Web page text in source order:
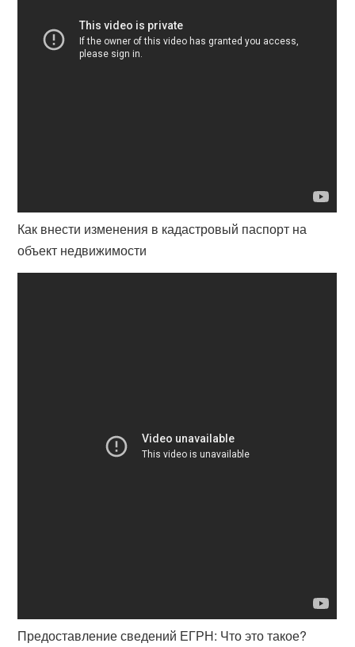
Как внести изменения в кадастровый паспорт на
объект недвижимости
Предоставление сведений ЕГРН: Что это такое?